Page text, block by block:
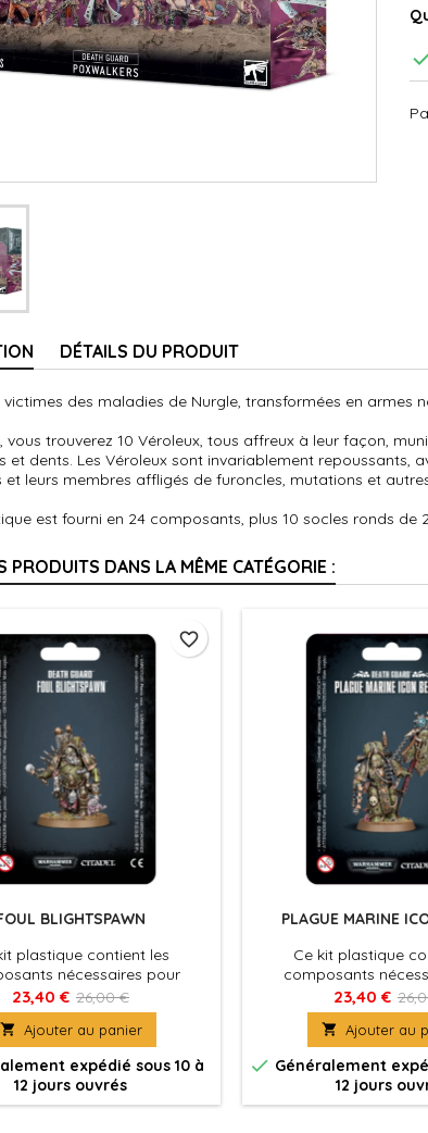
DÉTAILS DU PRODUIT
victimes des maladies de Nurgle, transformées en armes
vous trouverez 10 Véroleux, tous affreux à leur façon,
et dents. Les Véroleux sont invariablement repoussants,
et leurs membres affligés de furoncles, mutations et
est fourni en 24 composants, plus 10 socles ronds
PRODUITS DANS LA MÊME CATÉGORIE :
BLIGHTSPAWN
plastique contient les
nécessaires pour
un Foul Blightspawn. Il
le dos un énorme réservoir
de mauvais augure
23,40 € 26,00 €
 Ajouter au panier
expédié sous 10 à
12 jours ouvrés
favorite_border
PLAGUE MARINE
Ce kit plastique
composants
assembler un un
Bearer. Armé d'un
couteau de la peste
23,40 €
 Ajouter au
 Généralement
12 jours